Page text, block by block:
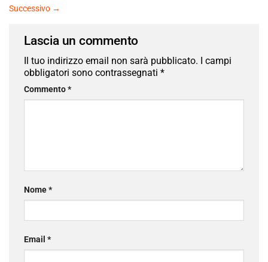
Successivo →
Lascia un commento
Il tuo indirizzo email non sarà pubblicato.
I campi
obbligatori sono contrassegnati *
Commento*
Nome*
Email *